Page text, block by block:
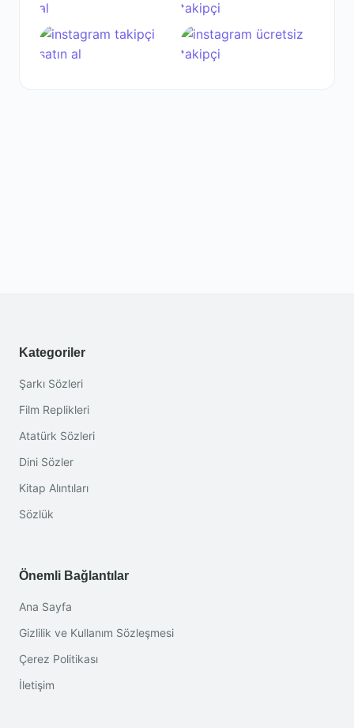
Kategoriler
Şarkı Sözleri
Film Replikleri
Atatürk Sözleri
Dini Sözler
Kitap Alıntıları
Sözlük
Önemli Bağlantılar
Ana Sayfa
Gizlilik ve Kullanım Sözleşmesi
Çerez Politikası
İletişim